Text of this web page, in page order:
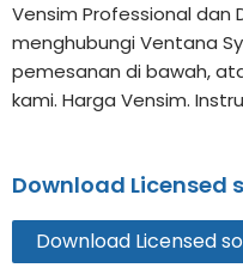
Vensim Professional dan
menghubungi Ventana
pemesanan di bawah,
kami. Harga Vensim.
Download Licensed
Download Licensed